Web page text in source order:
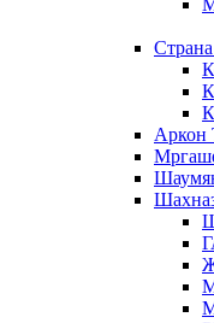
Аркон